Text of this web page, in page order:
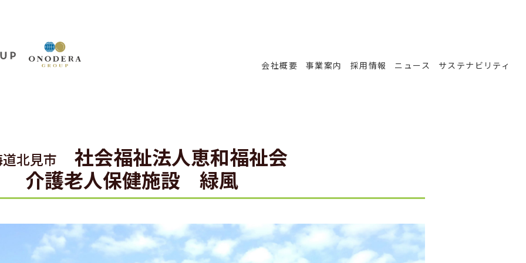
会社概要 事業案内 採用情報 ニュース サステナビリティ
北見市
社会福祉法人恵和福祉会
介護老人保健施設 緑風